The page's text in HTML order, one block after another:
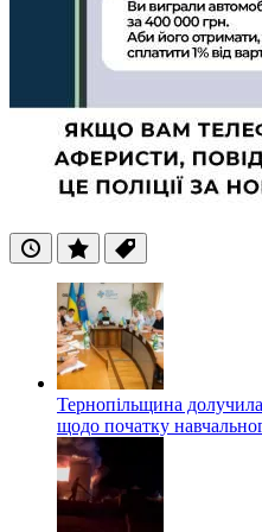
ОстанніПопулярні
Теги
Тернопільщина
щодо початку